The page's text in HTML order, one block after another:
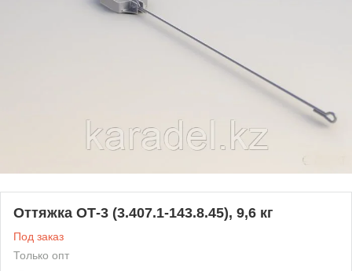
Оттяжка ОТ-3 (3.407.1-143.8.45), 9,6 кг
Под заказ
Только опт